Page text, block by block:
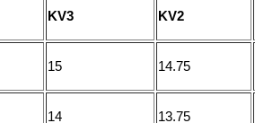
KV3 KV2
15 14.75
14 13.75